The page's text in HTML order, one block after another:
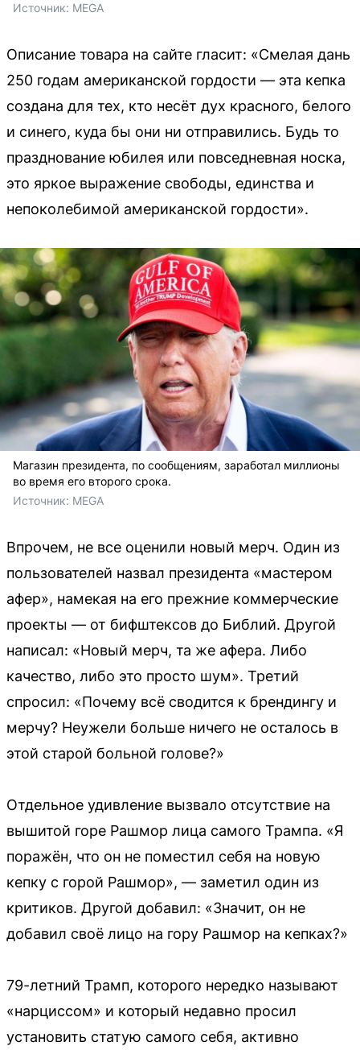
Источник: MEGA
Описание товара на сайте гласит: «Смелая дань
250 годам американской гордости — эта кепка
создана для тех, кто несёт дух красного, белого
и синего, куда бы они ни отправились. Будь то
празднование юбилея или повседневная носка,
это яркое выражение свободы, единства и
непоколебимой американской гордости».
Магазин президента, по сообщениям, заработал миллионы
во время его второго срока.
Источник: MEGA
Впрочем, не все оценили новый мерч. Один из
пользователей назвал президента «мастером
афер», намекая на его прежние коммерческие
проекты — от бифштексов до Библий. Другой
написал: «Новый мерч, та же афера. Либо
качество, либо это просто шум». Третий
спросил: «Почему всё сводится к брендингу и
мерчу? Неужели больше ничего не осталось в
этой старой больной голове?»
Отдельное удивление вызвало отсутствие на
вышитой горе Рашмор лица самого Трампа. «Я
поражён, что он не поместил себя на новую
кепку с горой Рашмор», — заметил один из
критиков. Другой добавил: «Значит, он не
добавил своё лицо на гору Рашмор на кепках?»
79-летний Трамп, которого нередко называют
«нарциссом» и который недавно просил
установить статую самого себя, активно